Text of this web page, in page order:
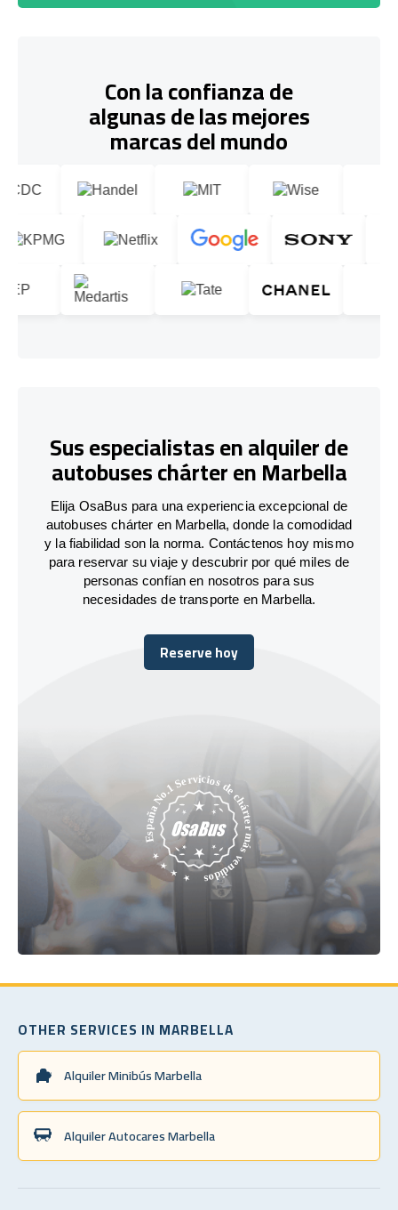
Con la confianza de
algunas de las mejores
marcas del mundo
Sus especialistas en alquiler de
autobuses chárter en Marbella
Elija OsaBus para una experiencia excepcional de
autobuses chárter en Marbella, donde la comodidad
y la fiabilidad son la norma. Contáctenos hoy mismo
para reservar su viaje y descubrir por qué miles de
personas confían en nosotros para sus
necesidades de transporte en Marbella.
Reserve hoy
Reserve hoy
OTHER SERVICES IN MARBELLA
Alquiler Minibús Marbella
Alquiler Autocares Marbella